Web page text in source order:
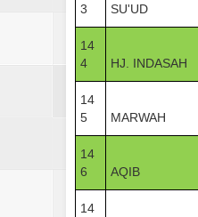
3
SU'UD
14
4
HJ. INDASAH
14
5
MARWAH
14
6
AQIB
14